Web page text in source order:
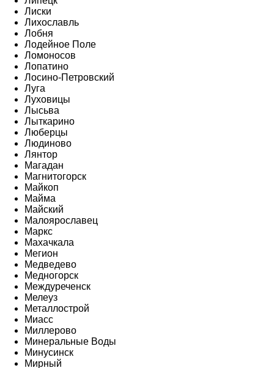
Лиски
Лихославль
Лобня
Лодейное Поле
Ломоносов
Лопатино
Лосино-Петровский
Луга
Луховицы
Лысьва
Лыткарино
Люберцы
Людиново
Лянтор
Магадан
Магнитогорск
Майкоп
Майма
Майский
Малоярославец
Маркс
Махачкала
Мегион
Медведево
Медногорск
Междуреченск
Мелеуз
Металлострой
Миасс
Миллерово
Минеральные Воды
Минусинск
Мирный